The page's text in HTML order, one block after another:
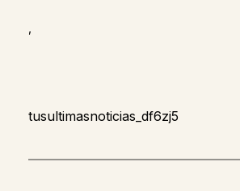
tusultimasnoticias_df6zj5